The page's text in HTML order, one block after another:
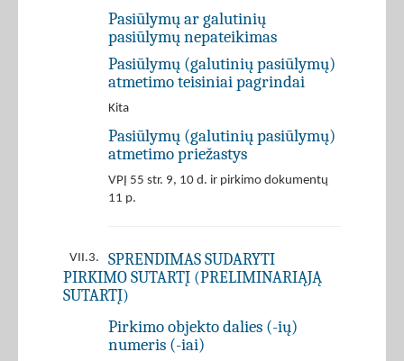
Pasiūlymų ar galutinių
pasiūlymų nepateikimas
Pasiūlymų (galutinių pasiūlymų)
atmetimo teisiniai pagrindai
Kita
Pasiūlymų (galutinių pasiūlymų)
atmetimo priežastys
VPĮ 55 str. 9, 10 d. ir pirkimo dokumentų
11 p.
VII.3.
SPRENDIMAS SUDARYTI
PIRKIMO SUTARTĮ (PRELIMINARIĄJĄ
SUTARTĮ)
Pirkimo objekto dalies (-ių)
numeris (-iai)